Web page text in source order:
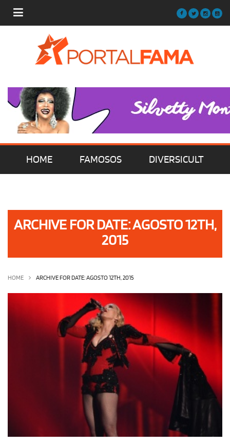
HOME FAMOSOS DIVERSICULT
ARCHIVE FOR DATE: AGOSTO 12TH,
2015
HOME ARCHIVE FOR DATE: AGOSTO 12TH, 2015